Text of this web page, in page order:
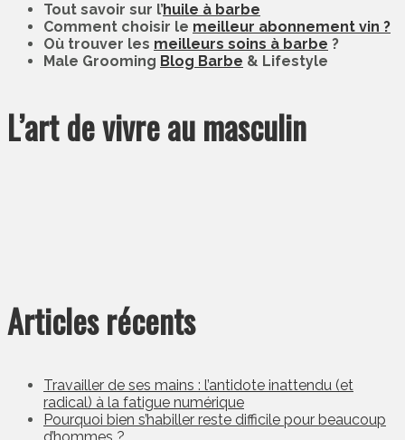
Tout savoir sur l’huile à barbe
Comment choisir le meilleur abonnement vin ?
Où trouver les meilleurs soins à barbe ?
Male Grooming Blog Barbe & Lifestyle
L’art de vivre au masculin
Articles récents
Travailler de ses mains : l’antidote inattendu (et
radical) à la fatigue numérique
Pourquoi bien s’habiller reste difficile pour beaucoup